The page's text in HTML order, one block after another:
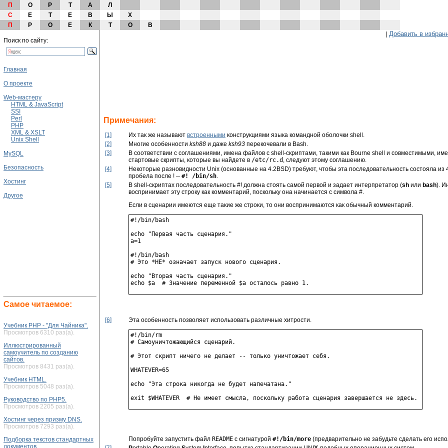
П О Р Т А
Л
С
Е Т Е В Ы
Х
П
Р О Е К Т О В
Поиск по сайту:
Главная
О проекте
Web-мастеру
HTML & JavaScript
SSI
Perl
PHP
XML & XSLT
Unix Shell
MySQL
Безопасность
Хостинг
Другое
Самое читаемое:
Учебник PHP - "Для Чайника".
Просмотров 6310 раз(а).
Иллюстрированный
самоучитель по созданию
сайтов.
Просмотров 8431 раз(а).
Учебник HTML.
Просмотров 5048 раз(а).
Руководство по PHP5.
Просмотров 2205 раз(а).
Хостинг через призму DNS.
Просмотров 7293 раз(а).
Подборка текстов стандартных
документов.
Добавить в
Примечания:
[1] Их так же называют встроенными конструкциями языка командной оболочки shell.
[2]
Многие особенности ksh88 и даже ksh93 перекочевали в Bash.
[3]
В соответствии с соглашениями, имена файлов с shell-скриптами, такими как Bourne shell и совместимыми,
стартовые скрипты, которые вы найдете в /etc/rc.d , следуют этому соглашению.
[4]
Некоторые разновидности Unix (основанные на 4.2BSD) требуют, чтобы эта последовательность состояла из
пробела после ! -- #! /bin/sh.
[5]
В shell-скриптах последовательность #! должна стоять самой первой и задает интерпретатор (sh или bash).
воспринимает эту строку как комментарий, поскольку она начинается с символа #.
Если в сценарии имеются еще такие же строки, то они воспринимаются как обычный комментарий.
#!/bin/bash
echo "Первая часть сценария."
a=1
#!/bin/bash
# Это *НЕ* означает запуск нового сценария.
echo "Вторая часть сценария."
[6] Эта особенность позволяет использовать различные хитрости.
#!/bin/rm
# Самоуничтожающийся сценарий.
# Этот скрипт ничего не делает -- только уничтожает себя.
WHATEVER=65
echo "Эта строка никогда не будет напечатана."
Попробуйте запустить файл README с сигнатурой #!/bin/more (предварительно не забудьте сделать его